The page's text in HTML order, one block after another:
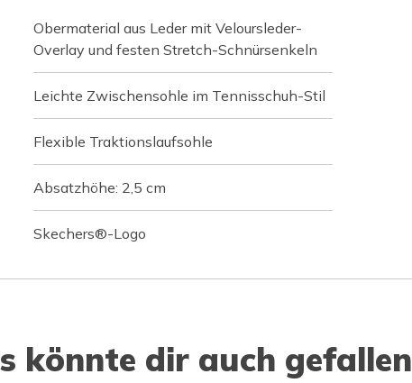
Obermaterial aus Leder mit Veloursleder-
Overlay und festen Stretch-Schnürsenkeln
Leichte Zwischensohle im Tennisschuh-Stil
Flexible Traktionslaufsohle
Absatzhöhe: 2,5 cm
Skechers®-Logo
könnte dir auch gefallen